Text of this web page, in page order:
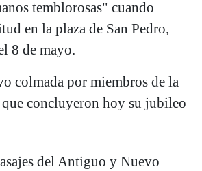
temblorosas" cuando
en la plaza de San Pedro,
8 de mayo.
colmada por miembros de la
concluyeron hoy su jubileo
del Antiguo y Nuevo